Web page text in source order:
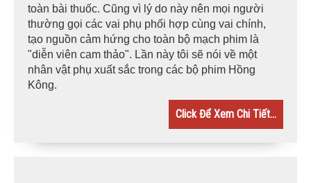
toàn bài thuốc. Cũng vì lý do này nên mọi người
thường gọi các vai phụ phối hợp cùng vai chính,
tạo nguồn cảm hứng cho toàn bộ mạch phim là
"diễn viên cam thảo". Lần này tôi sẽ nói về một
nhân vật phụ xuất sắc trong các bộ phim Hồng
Kông.
Click Để Xem Chi Tiết...